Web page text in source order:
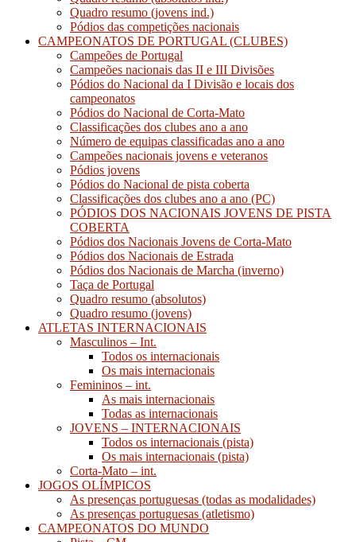
Quadro resumo (jovens ind.)
Pódios das competições nacionais
CAMPEONATOS DE PORTUGAL (CLUBES)
Campeões de Portugal
Campeões nacionais das II e III Divisões
Pódios do Nacional da I Divisão e locais dos
campeonatos
Pódios do Nacional de Corta-Mato
Classificações dos clubes ano a ano
Número de equipas classificadas ano a ano
Campeões nacionais jovens e veteranos
Pódios jovens
Pódios do Nacional de pista coberta
Classificações dos clubes ano a ano (PC)
PÓDIOS DOS NACIONAIS JOVENS DE PISTA
COBERTA
Pódios dos Nacionais Jovens de Corta-Mato
Pódios dos Nacionais de Estrada
Pódios dos Nacionais de Marcha (inverno)
Taça de Portugal
Quadro resumo (absolutos)
Quadro resumo (jovens)
ATLETAS INTERNACIONAIS
Masculinos – Int.
Todos os internacionais
Os mais internacionais
Femininos – int.
As mais internacionais
Todas as internacionais
JOVENS – INTERNACIONAIS
Todos os internacionais (pista)
Os mais internacionais (pista)
Corta-Mato – int.
JOGOS OLÍMPICOS
As presenças portuguesas (todas as modalidades)
As presenças portuguesas (atletismo)
CAMPEONATOS DO MUNDO